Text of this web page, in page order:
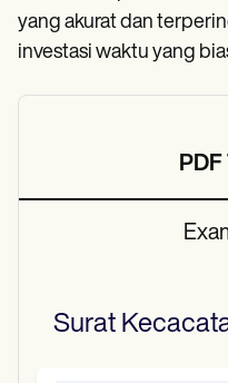
yang akurat dan
investasi waktu yang
PDF
Surat